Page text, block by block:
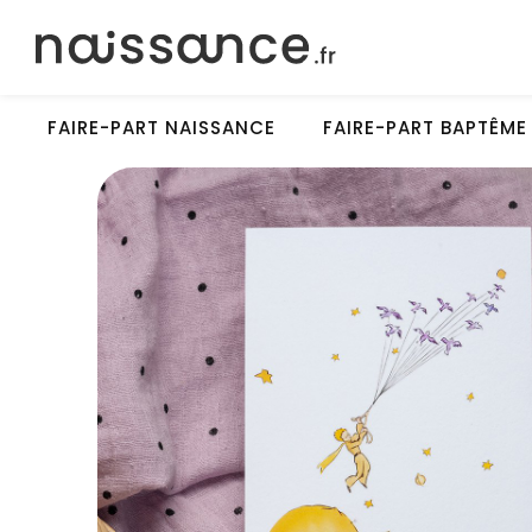
FAIRE-PART NAISSANCE FAIRE-PART BAPTÊME